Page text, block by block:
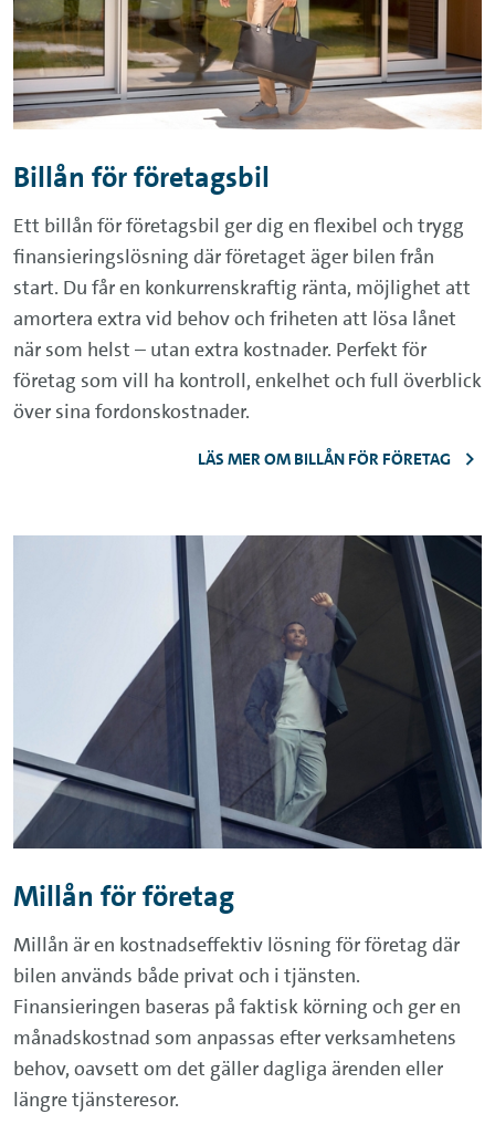
Billån för företagsbil
Ett billån för företagsbil ger dig en flexibel och trygg
finansieringslösning där företaget äger bilen från
start. Du får en konkurrenskraftig ränta, möjlighet att
amortera extra vid behov och friheten att lösa lånet
när som helst – utan extra kostnader. Perfekt för
företag som vill ha kontroll, enkelhet och full överblick
över sina fordonskostnader.
LÄS MER OM BILLÅN FÖR FÖRETAG
Millån för företag
Millån är en kostnadseffektiv lösning för företag där
bilen används både privat och i tjänsten.
Finansieringen baseras på faktisk körning och ger en
månadskostnad som anpassas efter verksamhetens
behov, oavsett om det gäller dagliga ärenden eller
längre tjänsteresor.